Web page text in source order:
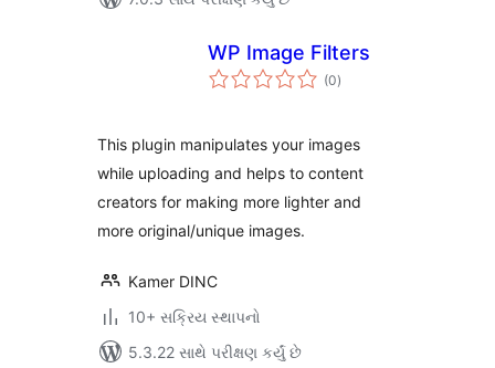
WP Image Filters
(0કુલ
રેટિંગ્સ
)
This plugin manipulates your images
while uploading and helps to content
creators for making more lighter and
more original/unique images.
Kamer DINC
10+ સક્રિય સ્થાપનો
5.3.22 સાથે પરીક્ષણ કર્યું છે